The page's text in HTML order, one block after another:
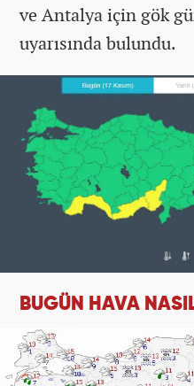
ve Antalya için gök
uyarısında bulundu.
BUGÜN HAVA